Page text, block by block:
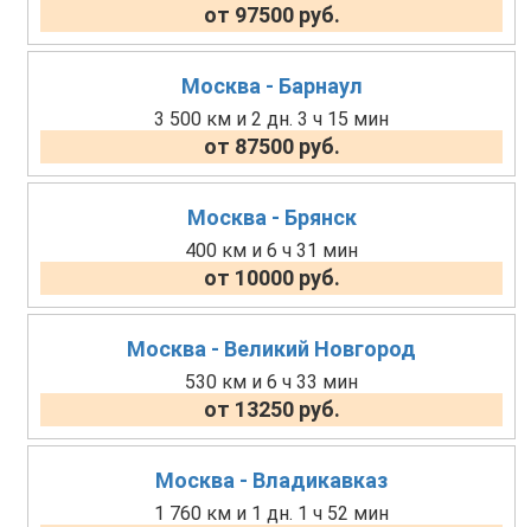
от 97500 руб.
Москва - Барнаул
3 500 км и 2 дн. 3 ч 15 мин
от 87500 руб.
Москва - Брянск
400 км и 6 ч 31 мин
от 10000 руб.
Москва - Великий Новгород
530 км и 6 ч 33 мин
от 13250 руб.
Москва - Владикавказ
1 760 км и 1 дн. 1 ч 52 мин